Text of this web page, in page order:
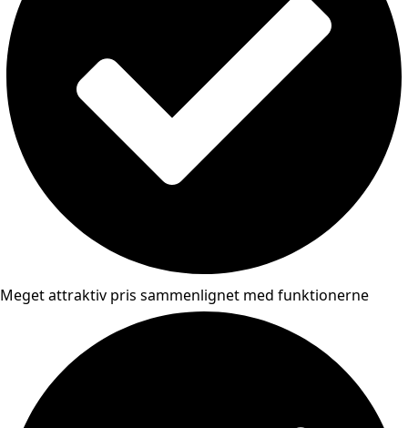
Meget attraktiv pris sammenlignet med funktionerne